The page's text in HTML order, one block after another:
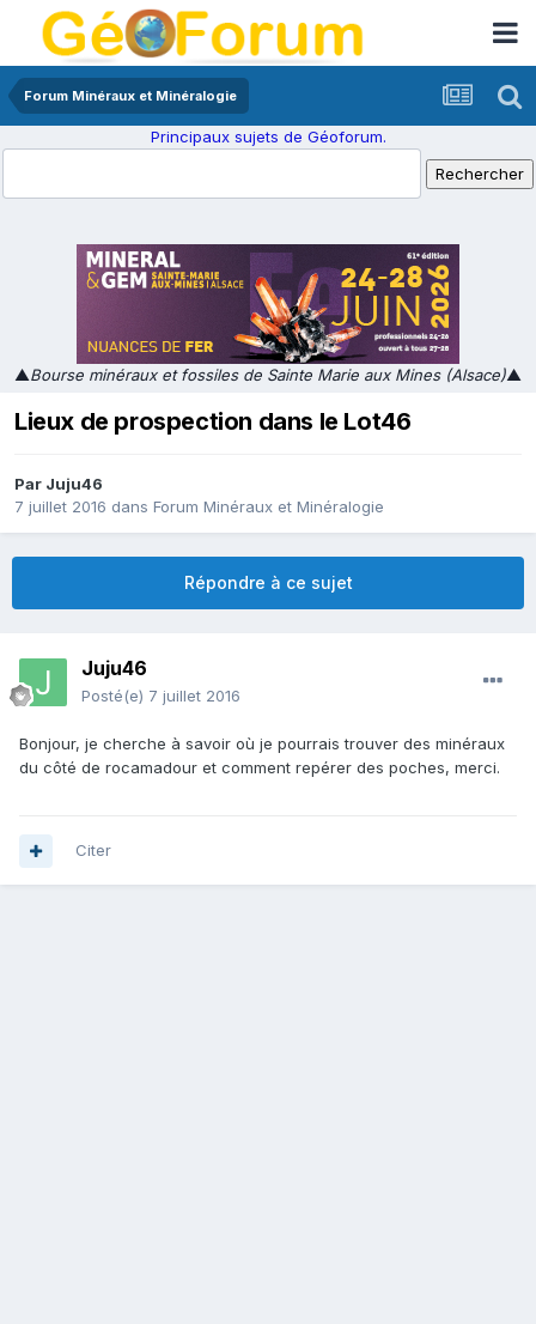
Forum Minéraux et Minéralogie
Principaux sujets de Géoforum.
▲Bourse minéraux et fossiles de Sainte Marie aux Mines (Alsace)▲
Lieux de prospection dans le Lot46
Par Juju46
7 juillet 2016 dans Forum Minéraux et Minéralogie
Répondre à ce sujet
Juju46
Posté(e) 7 juillet 2016
Bonjour, je cherche à savoir où je pourrais trouver des minéraux
du côté de rocamadour et comment repérer des poches, merci.
Citer